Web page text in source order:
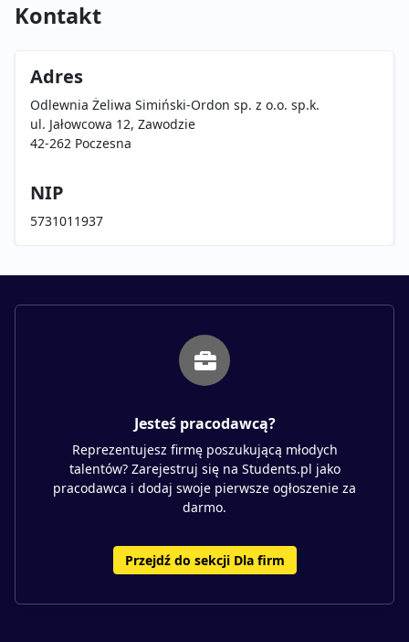
Kontakt
Adres
Odlewnia Żeliwa Simiński-Ordon sp. z o.o. sp.k.
ul. Jałowcowa 12, Zawodzie
42-262 Poczesna
NIP
5731011937
Jesteś pracodawcą?
Reprezentujesz firmę poszukującą młodych
talentów? Zarejestruj się na Students.pl jako
pracodawca i dodaj swoje pierwsze ogłoszenie za
darmo.
Przejdź do sekcji Dla firm